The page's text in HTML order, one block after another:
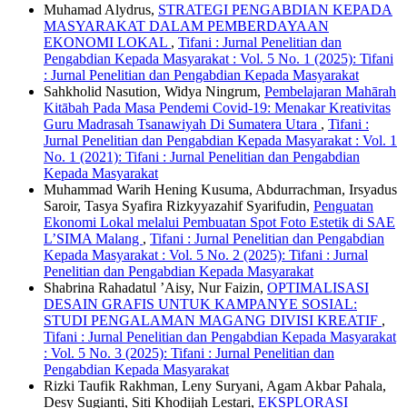
Muhamad Alydrus, STRATEGI PENGABDIAN KEPADA
MASYARAKAT DALAM PEMBERDAYAAN
EKONOMI LOKAL , Tifani : Jurnal Penelitian dan
Pengabdian Kepada Masyarakat : Vol. 5 No. 1 (2025): Tifani
: Jurnal Penelitian dan Pengabdian Kepada Masyarakat
Sahkholid Nasution, Widya Ningrum, Pembelajaran Mahārah
Kitābah Pada Masa Pendemi Covid-19: Menakar Kreativitas
Guru Madrasah Tsanawiyah Di Sumatera Utara , Tifani :
Jurnal Penelitian dan Pengabdian Kepada Masyarakat : Vol. 1
No. 1 (2021): Tifani : Jurnal Penelitian dan Pengabdian
Kepada Masyarakat
Muhammad Warih Hening Kusuma, Abdurrachman, Irsyadus
Saroir, Tasya Syafira Rizkyyazahif Syarifudin, Penguatan
Ekonomi Lokal melalui Pembuatan Spot Foto Estetik di SAE
L’SIMA Malang , Tifani : Jurnal Penelitian dan Pengabdian
Kepada Masyarakat : Vol. 5 No. 2 (2025): Tifani : Jurnal
Penelitian dan Pengabdian Kepada Masyarakat
Shabrina Rahadatul ’Aisy, Nur Faizin, OPTIMALISASI
DESAIN GRAFIS UNTUK KAMPANYE SOSIAL:
STUDI PENGALAMAN MAGANG DIVISI KREATIF ,
Tifani : Jurnal Penelitian dan Pengabdian Kepada Masyarakat
: Vol. 5 No. 3 (2025): Tifani : Jurnal Penelitian dan
Pengabdian Kepada Masyarakat
Rizki Taufik Rakhman, Leny Suryani, Agam Akbar Pahala,
Desy Sugianti, Siti Khodijah Lestari, EKSPLORASI